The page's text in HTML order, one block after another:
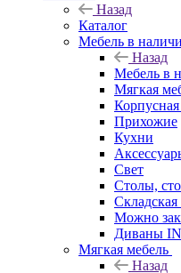
Назад
Каталог
Мебель в
Назад
Мебель в
Мягкая
Прихожие
Кухни
Свет
Столы,
Можно
Диваны
Мягкая мебель
Назад